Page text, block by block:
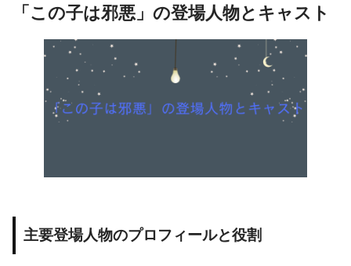
「この子は邪悪」の登場人物とキャスト
主要登場人物のプロフィールと役割